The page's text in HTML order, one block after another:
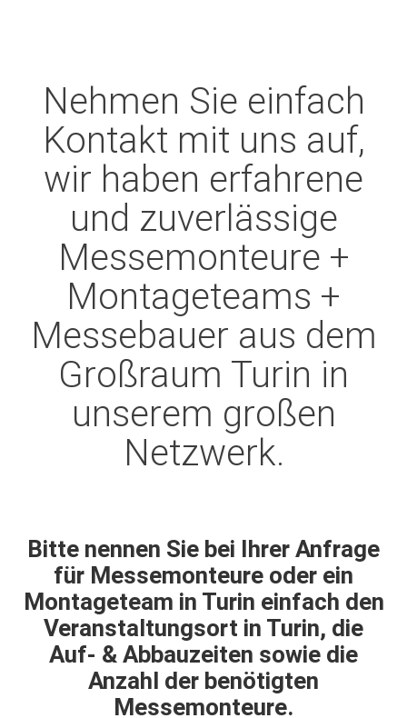
Nehmen Sie einfach
Kontakt mit uns auf,
wir haben erfahrene
und zuverlässige
Messemonteure +
Montageteams +
Messebauer aus dem
Großraum Turin in
unserem großen
Netzwerk.
Bitte nennen Sie bei Ihrer Anfrage
für Messemonteure oder ein
Montageteam in Turin einfach den
Veranstaltungsort in Turin, die
Auf- & Abbauzeiten sowie die
Anzahl der benötigten
Messemonteure.